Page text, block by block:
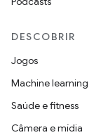
DESCOBRIR
Jogos
Machine learning
Saúde e fitness
Câmera e mídia